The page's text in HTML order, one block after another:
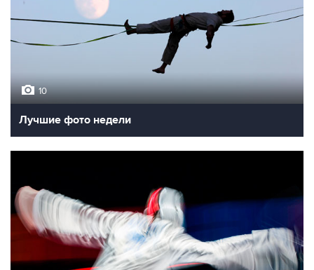
10
Лучшие фото недели